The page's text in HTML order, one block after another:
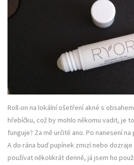
Roll-on na lokální ošetření akné s
hřebíčku, což by mohlo někomu vadit, je
funguje? Za mě určitě ano. Po nanesení
A do rána buď pupínek zmizí nebo dozraje
používat několikrát denně, já jsem ho